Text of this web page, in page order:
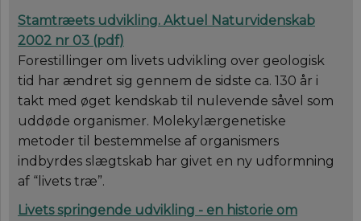
Stamtræets udvikling. Aktuel Naturvidenskab
2002 nr 03 (pdf)
Forestillinger om livets udvikling over geologisk
tid har ændret sig gennem de sidste ca. 130 år i
takt med øget kendskab til nulevende såvel som
uddøde organismer. Molekylærgenetiske
metoder til bestemmelse af organismers
indbyrdes slægtskab har givet en ny udformning
af “livets træ”.
Livets springende udvikling - en historie om